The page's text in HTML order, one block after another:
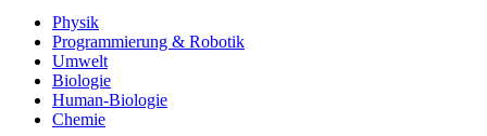
Physik
Programmierung & Robotik
Umwelt
Biologie
Human-Biologie
Chemie